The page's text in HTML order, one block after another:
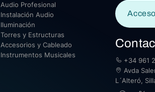
Audio Profesional
Instalación Audio
Iluminación
Torres y Estructuras
Accesorios y Cableado
Instrumentos Musicales
+34 961
Avda
L´Alteró,